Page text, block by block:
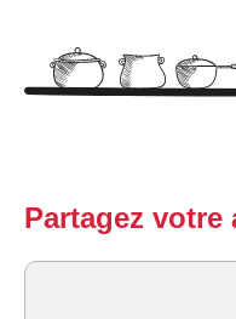
Partagez votre
Commentaire